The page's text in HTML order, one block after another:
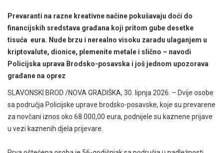
Prevaranti na razne kreativne načine pokušavaju doći do
financijskih sredstava građana koji pritom gube desetke
tisuća eura. Nude brzu i nerealno visoku zaradu ulaganjem u
kriptovalute, dionice, plemenite metale i slično – navodi
Policijska uprava Brodsko-posavska i još jednom upozorava
građane na oprez
SLAVONSKI BROD /NOVA GRADIŠKA, 30. lipnja 2026. – Dvije osobe
sa područja Policijske uprave brodsko-posavske, koje su prevarene
za novčani iznos oko 68.000,00 eura, podnijele su kaznene prijave
u vezi kaznenih djela prijevare.